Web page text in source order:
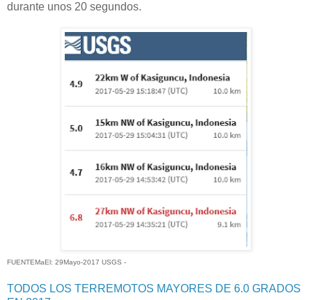
durante unos 20 segundos.
FUENTEMaEl: 29Mayo-2017 USGS -
TODOS LOS TERREMOTOS MAYORES DE 6.0 GRADOS